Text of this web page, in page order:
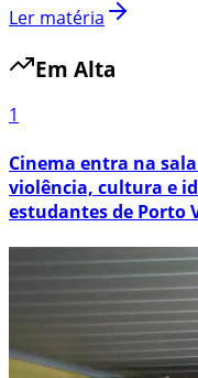
Ler matéria
Em Alta
1
Cinema entra na
violência, cultura e
estudantes de Porto